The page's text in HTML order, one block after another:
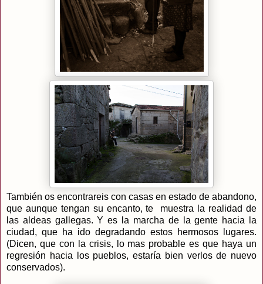
También os encontrareis con casas en estado de abandono,
que aunque tengan su encanto, te muestra la realidad de
las aldeas gallegas. Y es la marcha de la gente hacia la
ciudad, que ha ido degradando estos hermosos lugares.
(Dicen, que con la crisis, lo mas probable es que haya un
regresión hacia los pueblos, estaría bien verlos de nuevo
conservados).